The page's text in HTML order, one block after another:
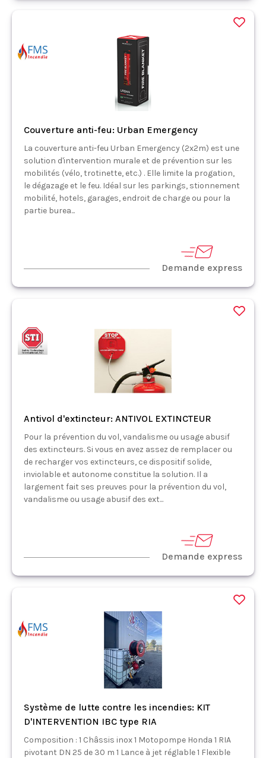
Couverture anti-feu: Urban Emergency
La couverture anti-feu Urban Emergency (2x2m) est une
solution d'intervention murale et de prévention sur les
mobilités (vélo, trotinette, etc.) . Elle limite la progation,
le dégazage et le feu. Idéal sur les parkings, stionnement
mobilité, hotels, garages, endroit de charge ou pour la
partie burea...
Demande express
Antivol d'extincteur: ANTIVOL EXTINCTEUR
Pour la prévention du vol, vandalisme ou usage abusif
des extincteurs. Si vous en avez assez de remplacer ou
de recharger vos extincteurs, ce dispositif solide,
inviolable et autonome constitue la solution. Il a
largement fait ses preuves pour la prévention du vol,
vandalisme ou usage abusif des ext...
Demande express
Système de lutte contre les incendies: KIT
D'INTERVENTION IBC type RIA
Composition : 1 Châssis inox 1 Motopompe Honda 1 RIA
pivotant DN 25 de 30 m 1 Lance à jet réglable 1 Flexible